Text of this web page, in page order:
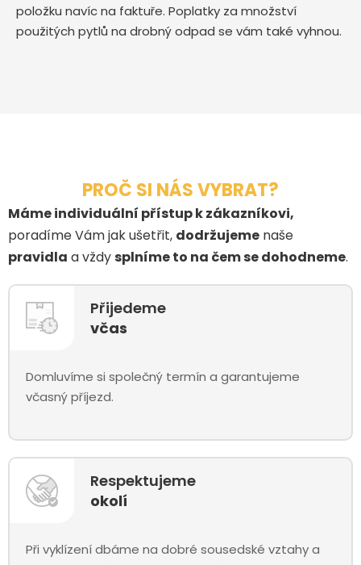
položku navíc na faktuře. Poplatky za množství
použitých pytlů na drobný odpad se vám také vyhnou.
PROČ SI NÁS VYBRAT?
Máme individuální přístup k zákazníkovi,
poradíme Vám jak ušetřit, dodržujeme naše
pravidla a vždy splníme to na čem se dohodneme.
Přijedeme
včas
Domluvíme si společný termín a garantujeme
včasný příjezd.
Respektujeme
okolí
Při vyklízení dbáme na dobré sousedské vztahy a